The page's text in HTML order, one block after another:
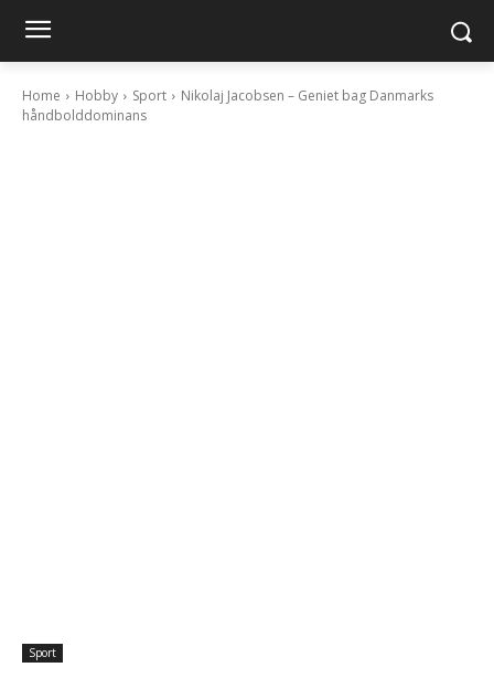
Home Hobby Sport
Nikolaj Jacobsen – Geniet bag Danmarks
håndbolddominans
Sport